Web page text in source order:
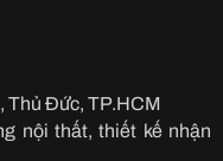
Thủ Đức, TP.HCM
nội thất, thiết kế nhận